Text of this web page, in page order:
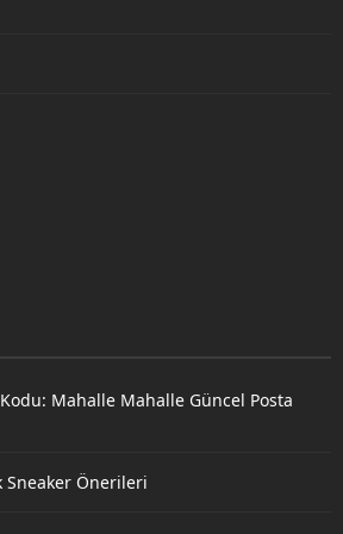
Mahalle Mahalle Güncel Posta
Sneaker Önerileri